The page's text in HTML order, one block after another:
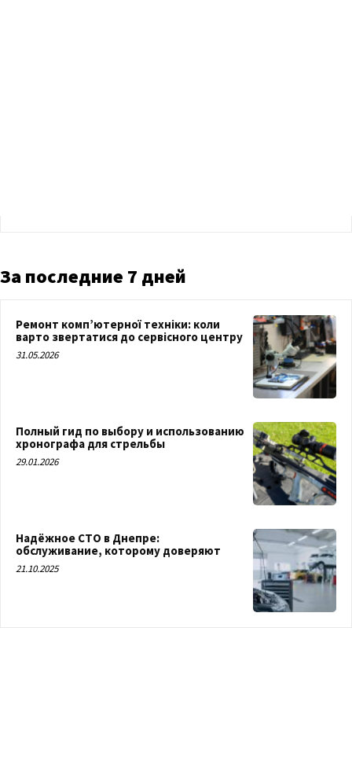
За последние 7 дней
Ремонт комп’ютерної техніки: коли
варто звертатися до сервісного центру
31.05.2026
Полный гид по выбору и использованию
хронографа для стрельбы
29.01.2026
Надёжное СТО в Днепре:
обслуживание, которому доверяют
21.10.2025